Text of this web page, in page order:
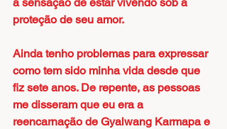
proteção de seu amor.
Ainda tenho problemas para expressar
como tem sido minha vida desde que
fiz sete anos. De repente, as pessoas
me disseram que eu era a
reencarnação de Gyalwang Karmapa e